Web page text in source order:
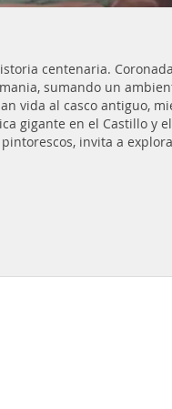
centenaria.
sumando un
vida al casco antiguo,
gigante en el Castillo y
invita a